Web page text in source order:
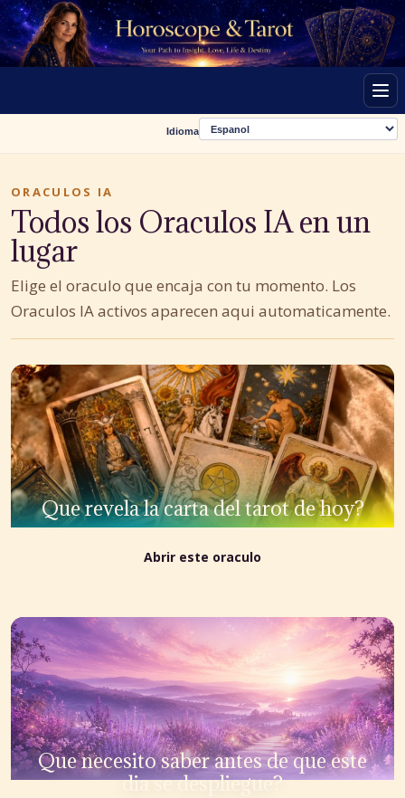
Idioma
ORACULOS IA
Todos los Oraculos IA en un
lugar
Elige el oraculo que encaja con tu momento. Los
Oraculos IA activos aparecen aqui automaticamente.
Que revela la carta del tarot de hoy?
Abrir este oraculo
Que necesito saber antes de que este
dia se despliegue?